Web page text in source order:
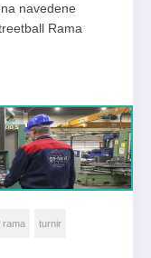
navedene
Rama
rama turnir